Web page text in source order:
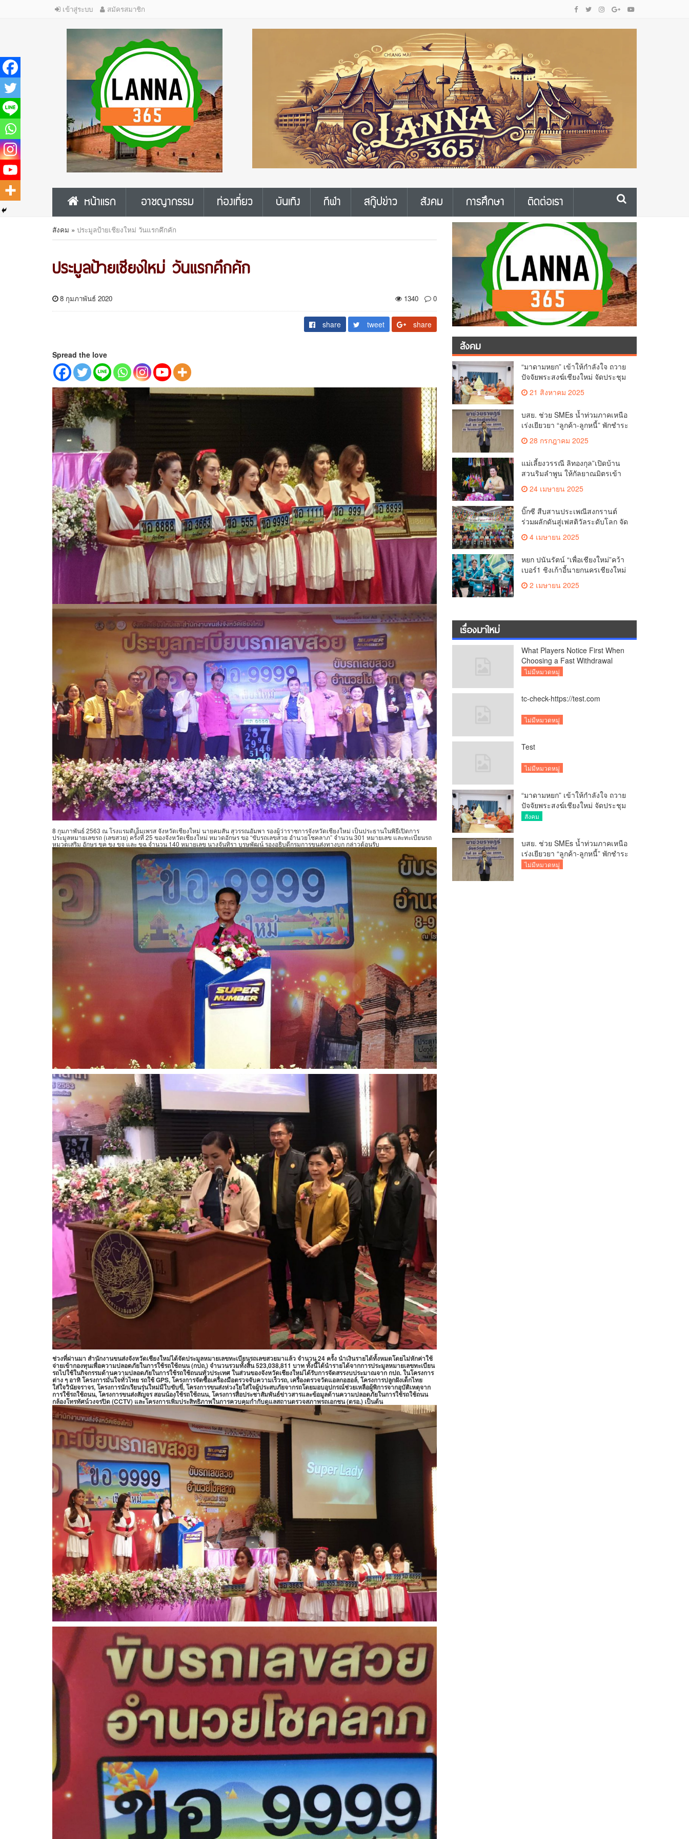
เข้าสู่ระบบ สมัครสมาชิก
หน้าแรก อาชญากรรม ท่องเที่ยว บันเทิง กีฬา สกู๊ปข่าว สังคม การศึกษา ติดต่อเรา
สังคม » ประมูลป้ายเชียงใหม่ วันแรกคึกคัก
ประมูลป้ายเชียงใหม่ วันแรกคึกคัก
8 กุมภาพันธ์ 2020 1340 0
share tweet share
Spread the love
8 กุมภาพันธ์ 2563 ณ โรงแรมดิเอ็มเพรส จังหวัดเชียงใหม่ นายคมสัน สุวรรณอัมพา รองผู้ว่าราชการจังหวัดเชียงใหม่ เป็นประธานในพิธีเปิดการ
ประมูลหมายเลขรถ (เลขสวย) ครั้งที่ 25 ของจังหวัดเชียงใหม่ หมวดอักษร ขอ “ขับรถเลขสวย อำนวยโชคลาภ” จำนวน 301 หมายเลข และทะเบียนรถ
หมวดเสริม อักษร ขค ขง ขจ และ ขฉ จำนวน 140 หมายเลข นางจันทิรา บุรุษพัฒน์ รองอธิบดีกรมการขนส่งทางบก กล่าวต้อนรับ
ช่วงที่ผ่านมา สำนักงานขนส่งจังหวัดเชียงใหม่ได้จัดประมูลหมายเลขทะเบียนรถเลขสวยมาแล้ว จำนวน 24 ครั้ง นำเงินรายได้ทั้งหมดโดยไม่หักค่าใช้
จ่ายเข้ากองทุนเพื่อความปลอดภัยในการใช้รถใช้ถนน (กปถ.) จำนวนรวมทั้งสิ้น 523,038,811 บาท ทั้งนี้ได้นำรายได้จากการประมูลหมายเลขทะเบียน
รถไปใช้ในกิจกรรมด้านความปลอดภัยในการใช้รถใช้ถนนทั่วประเทศ ในส่วนของจังหวัดเชียงใหม่ได้รับการจัดสรรงบประมาณจาก กปถ. ในโครงการ
ต่าง ๆ อาทิ โครงการมั่นใจทั่วไทย รถใช้ GPS, โครงการจัดซื้อเครื่องมือตรวจจับความเร็วรถ, เครื่องตรวจวัดแอลกอฮอล์, โครงการปลูกฝังเด็กไทย
ใส่ใจวินัยจราจร, โครงการนักเรียนรุ่นใหม่มีใบขับขี่, โครงการขนส่งห่วงใยใส่ใจผู้ประสบภัยจากรถโดยมอบอุปกรณ์ช่วยเหลือผู้พิการจากอุบัติเหตุจาก
การใช้รถใช้ถนน, โครงการขนส่งสัญจร สอนน้องใช้รถใช้ถนน, โครงการสื่อประชาสัมพันธ์ข่าวสารและข้อมูลด้านความปลอดภัยในการใช้รถใช้ถนน
กล้องโทรทัศน์วงจรปิด (CCTV) และโครงการเพิ่มประสิทธิภาพในการควบคุมกำกับดูแลสถานตรวจสภาพรถเอกชน (ตรอ.) เป็นต้น
สังคม
“มาดามหยก” เข้าให้กำลังใจ ถวาย
ปัจจัยพระสงฆ์เชียงใหม่ จัดประชุม
ทำบัญชีรายรับรายจ่ายของวัด กว่า
300 รูป ที่วัดสวนดอก
21 สิงหาคม 2025
บสย. ช่วย SMEs น้ำท่วมภาคเหนือ
เร่งเยียวยา “ลูกค้า-ลูกหนี้” พักชำระ
ค่าธรรมเนียม-ค่างวด
28 กรกฎาคม 2025
แม่เลี้ยงวรรณี ลิทองกุล”เปิดบ้าน
สวนริมลำพูน ให้กัลยาณมิตรเข้า
สระเกล้าดำหัว ขอพรเนื่องใน
ประเพณีสงกรานต์ 2568 เพื่อ
สืบสาน อนุรักษ์ประเพณีอันดีงามที่
สืบทอดกันมาแต่โบราณ
24 เมษายน 2025
บิ๊กซี สืบสานประเพณีสงกรานต์
ร่วมผลักดันสู่เฟสติวัลระดับโลก จัด
แคมเปญ “สาดสนุกรับสงกรานต์ที่
บิ๊กซี” อัดโปรฉ่ำ ลดสูงสุด 50%
ไทย – ต่างชาติ คาดยอดขายโตก
ว่า 2,132 ล้านบาท
4 เมษายน 2025
หยก ปนันรัตน์ “เพื่อเชียงใหม่”คว้า
เบอร์1 ชิงเก้าอี้นายกนครเชียงใหม่
พร้อมลุยหาเสียงเต็มที่
2 เมษายน 2025
เรื่องมาใหม่
What Players Notice First When
Choosing a Fast Withdrawal
Casino UK
ไม่มีหมวดหมู่
tc-check-https://test.com
ไม่มีหมวดหมู่
Test
ไม่มีหมวดหมู่
“มาดามหยก” เข้าให้กำลังใจ ถวาย
ปัจจัยพระสงฆ์เชียงใหม่ จัดประชุม
ทำบัญชีรายรับรายจ่ายของวัด กว่า
สังคม
บสย. ช่วย SMEs น้ำท่วมภาคเหนือ
เร่งเยียวยา “ลูกค้า-ลูกหนี้” พักชำระ
ค่าธรรมเนียม-ค่างวด
ไม่มีหมวดหมู่